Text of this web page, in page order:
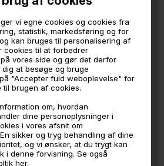
vi egne cookies og cookies fra
statistik, markedsføring og for
kan bruges til personalisering af
cookies til at forbedrer
vores side og gør det derfor
at besøge og bruge
på "Accepter fuld weboplevelse" for
til brugen af cookies.
om, hvordan
dine personoplysninger i
i vores afsnit om
sikker og tryg behandling af dine
og vi ønsker, at du trygt kan
i denne forvisning. Se også
her.
Stackers SUPERSIZE - Mystacker - 41 rum, HVID
439,-
LÆG I KURVEN